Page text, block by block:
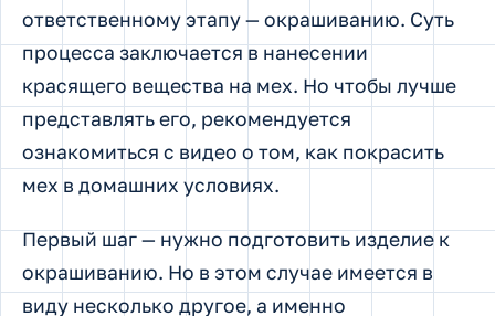
ответственному этапу — окрашиванию. Суть
процесса заключается в нанесении
красящего вещества на мех. Но чтобы лучше
представлять его, рекомендуется
ознакомиться с видео о том, как покрасить
мех в домашних условиях.
Первый шаг — нужно подготовить изделие к
окрашиванию. Но в этом случае имеется в
виду несколько другое, а именно